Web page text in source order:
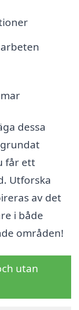
dessa
får ett
Utforska
av det
i både
områden!
utan